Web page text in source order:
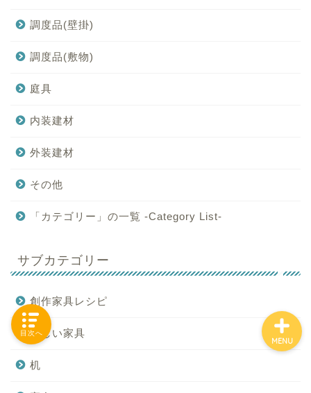
調度品(壁掛)
調度品(敷物)
庭具
内装建材
外装建材
その他
「カテゴリー」の一覧 -Category List-
サブカテゴリー
創作家具レシピ
新しい家具
机
MENU
目次へ